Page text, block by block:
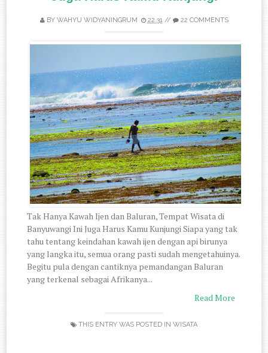
BY WAHYU WIDYANINGRUM 22.31// 22 COMMENTS
Tak Hanya Kawah Ijen dan Baluran, Tempat Wisata di
Banyuwangi Ini Juga Harus Kamu Kunjungi Siapa yang tak
tahu tentang keindahan kawah ijen dengan api birunya
yang langka itu, semua orang pasti sudah mengetahuinya.
Begitu pula dengan cantiknya pemandangan Baluran
yang terkenal sebagai Afrikanya...
Read More
THIS ENTRY WAS POSTED IN WISATA